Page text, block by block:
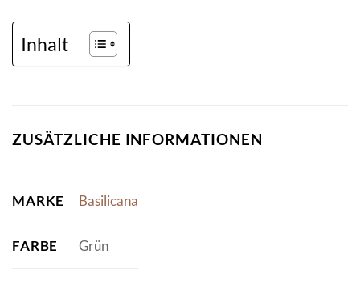
Inhalt
ZUSÄTZLICHE INFORMATIONEN
MARKE Basilicana
FARBE Grün